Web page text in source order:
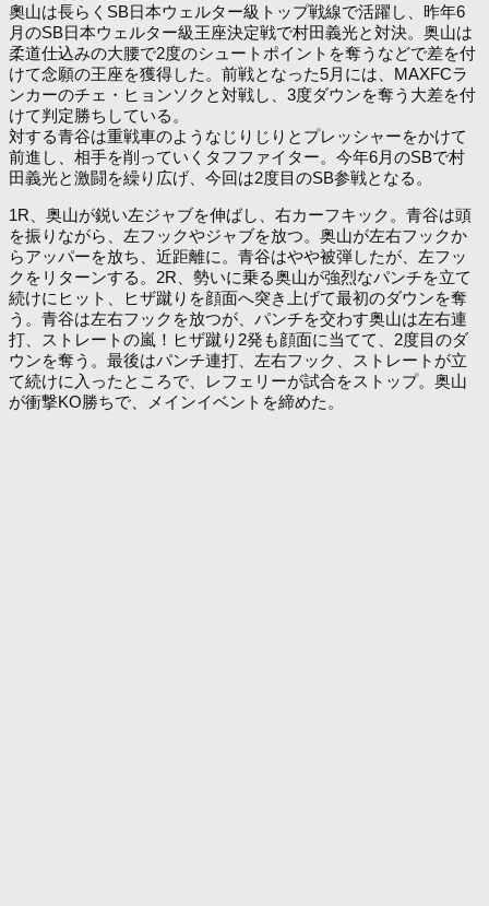
奧山は長らくSB日本ウェルター級トップ戦線で活躍し、昨年6
月のSB日本ウェルター級王座決定戦で村田義光と対決。奥山は
柔道仕込みの大腰で2度のシュートポイントを奪うなどで差を付
けて念願の王座を獲得した。前戦となった5月には、MAXFCラ
ンカーのチェ・ヒョンソクと対戦し、3度ダウンを奪う大差を付
けて判定勝ちしている。
対する青谷は重戦車のようなじりじりとプレッシャーをかけて
前進し、相手を削っていくタフファイター。今年6月のSBで村
田義光と激闘を繰り広げ、今回は2度目のSB参戦となる。
1R、奥山が鋭い左ジャブを伸ばし、右カーフキック。青谷は頭
を振りながら、左フックやジャブを放つ。奥山が左右フックか
らアッパーを放ち、近距離に。青谷はやや被弾したが、左フッ
クをリターンする。2R、勢いに乗る奥山が強烈なパンチを立て
続けにヒット、ヒザ蹴りを顔面へ突き上げて最初のダウンを奪
う。青谷は左右フックを放つが、パンチを交わす奥山は左右連
打、ストレートの嵐！ヒザ蹴り2発も顔面に当てて、2度目のダ
ウンを奪う。最後はパンチ連打、左右フック、ストレートが立
て続けに入ったところで、レフェリーが試合をストップ。奥山
が衝撃KO勝ちで、メインイベントを締めた。